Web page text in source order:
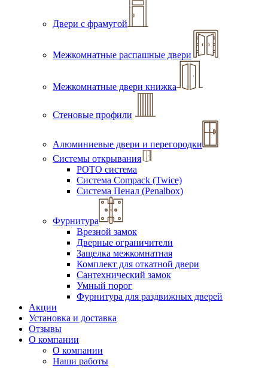
Двери с фрамугой
Межкомнатные распашные двери
Межкомнатные двери книжка
Стеновые профили
Алюминиевые двери и перегородки
Системы открывания
РОТО система
Система Compack (Twice)
Система Пенал (Penalbox)
Фурнитура
Врезной замок
Дверные ограничители
Защелка межкомнатная
Комплект для откатной двери
Сантехнический замок
Умный порог
Фурнитура для раздвижных дверей
Акции
Установка и доставка
Отзывы
О компании
О компании
Наши работы